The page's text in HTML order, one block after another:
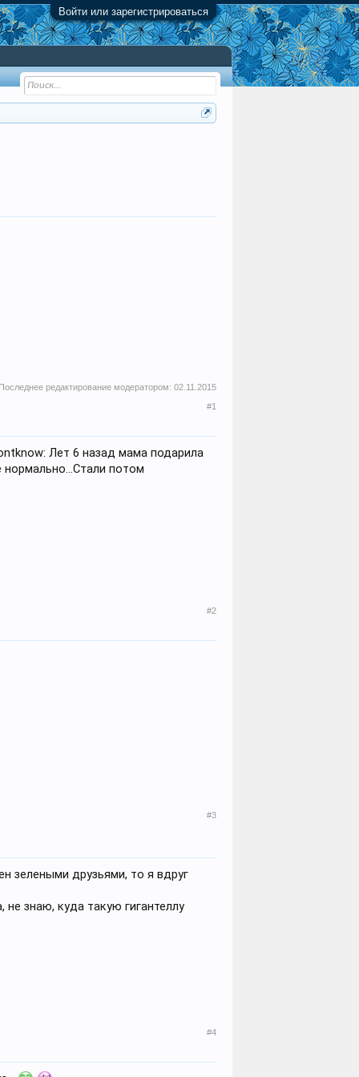
Войти или зарегистрироваться
Последнее редактирование модератором: 02.11.2015
#1
Лет 6 назад мама подарила
потом
#2
#3
зелеными друзьями, то я вдруг
знаю, куда такую гигантеллу
#4